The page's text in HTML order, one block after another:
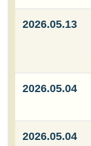
2026.05.13
2026.05.04
2026.05.04